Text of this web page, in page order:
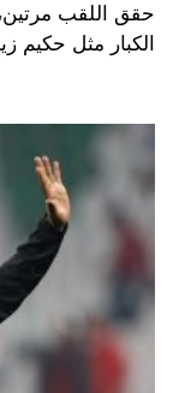
حقق اللقب مرتين،
الكبار مثل حكيم